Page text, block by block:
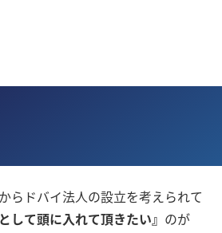
らドバイ法人の設立を考えられて
して頭に入れて頂きたい』 のが